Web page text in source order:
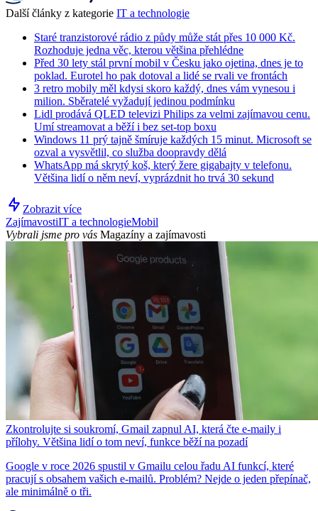
Další články z kategorie IT a technologie
Staré tranzistorové rádio z půdy může stát přes 10 000 Kč.
Rozhoduje jedna věc, kterou většina přehlédne
Před 30 lety stál první mobil v Česku jako ojetina, dnes je to
poklad. Eurotel ho pak dotoval a lidé se rvali ve frontách
3 retro mobily měl kdysi skoro každý, dnes vám vynesou i
milion. Sběratelé vyžadují jedinou podmínku
Lidl prodává QLED televizi Philips za velmi zajímavou cenu.
Umí streamovat a běží i bez set-top boxu
Windows 11 prý tajně šmíruje každých 15 minut. Microsoft se
ozval a vysvětlil, co služba doopravdy dělá
WhatsApp má skrytý koš, který žere gigabajty v telefonu.
Většina lidí o něm neví, vyprázdnit ho trvá 30 sekund
Zobrazit více
ZajímavostiIT a technologieMobil
Vybrali jsme pro vás Magazíny a zajímavosti
Zkontrolujte si soukromí, Gmail zapnul AI, která čte e-maily i
přílohy. Většina lidí o tom neví, funkce běží na pozadí
Google v roce 2026 spustil v Gmailu celou řadu AI funkcí, které
pracují s obsahem vašich e-mailů. Problém? Nejde o jeden přepínač,
ale minimálně o tři.